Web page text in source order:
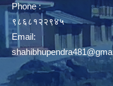
Phone :
९८६८१२२९४५
Email: